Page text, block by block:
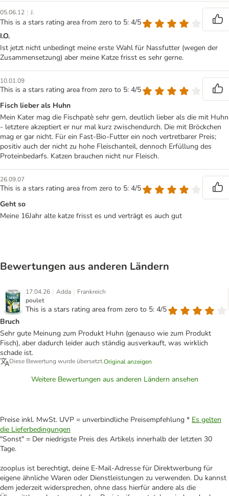
05.06.12 | J.
This is a stars rating area from zero to 5: 4/5
I.O.
Ist jetzt nicht unbedingt meine erste Wahl für Nassfutter (wegen der
Zusammensetzung) aber meine Katze frisst es sehr gerne.
10.01.09
This is a stars rating area from zero to 5: 4/5
Fisch lieber als Huhn
Mein Kater mag die Fischpatè sehr gern, deutlich lieber als die mit Huhn
- letztere akzeptiert er nur mal kurz zwischendurch. Die mit Bröckchen
mag er gar nicht. Für ein Fast-Bio-Futter ein noch vertretbarer Preis;
positiv auch der nicht zu hohe Fleischanteil, dennoch Erfüllung des
Proteinbedarfs. Katzen brauchen nicht nur Fleisch.
26.09.07
This is a stars rating area from zero to 5: 4/5
Geht so
Meine 16Jahr alte katze frisst es und verträgt es auch gut
Bewertungen aus anderen Ländern
17.04.26 | Adda | Frankreich
poulet
This is a stars rating area from zero to 5: 4/5
Bruch
Sehr gute Meinung zum Produkt Huhn (genauso wie zum Produkt
Fisch), aber dadurch leider auch ständig ausverkauft, was wirklich
schade ist.
Diese Bewertung wurde übersetzt.Original anzeigen
Weitere Bewertungen aus anderen Ländern ansehen
Preise inkl. MwSt. UVP = unverbindliche Preisempfehlung * Es gelten
die Lieferbedingungen
"Sonst" = Der niedrigste Preis des Artikels innerhalb der letzten 30
Tage.
zooplus ist berechtigt, deine E-Mail-Adresse für Direktwerbung für
eigene ähnliche Waren oder Dienstleistungen zu verwenden. Du kannst
dem jederzeit widersprechen, ohne dass hierfür andere als die